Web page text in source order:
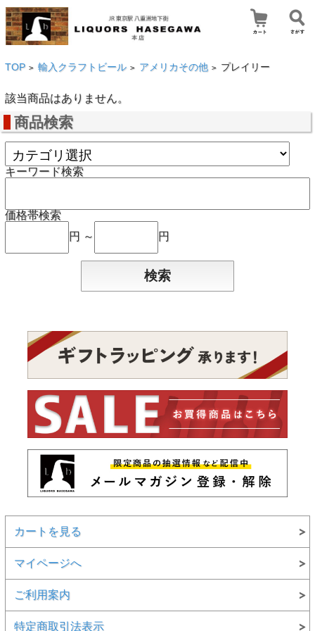
TOP > 輸入クラフトビール > アメリカその他 > プレイリー
該当商品はありません。
商品検索
キーワード検索
価格帯検索
円 ～
円
カートを見る
マイページへ
ご利用案内
特定商取引法表示